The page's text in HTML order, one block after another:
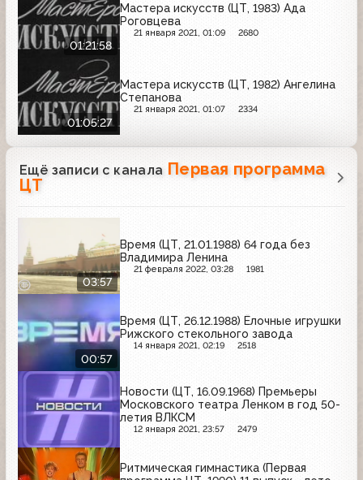
01:21:58
Мастера искусств (ЦТ, 1983) Ада
Роговцева
21 января 2021, 01:09 2680
01:05:27
Мастера искусств (ЦТ, 1982) Ангелина
Степанова
21 января 2021, 01:07 2334
Ещё записи с канала Первая программа
ЦТ
03:57
Время (ЦТ, 21.01.1988) 64 года без
Владимира Ленина
21 февраля 2022, 03:28 1981
00:57
Время (ЦТ, 26.12.1988) Ёлочные игрушки
Рижского стекольного завода
14 января 2021, 02:19 2518
Новости (ЦТ, 16.09.1968) Премьеры
Московского театра Ленком в год 50-
летия ВЛКСМ
12 января 2021, 23:57 2479
Ритмическая гимнастика (Первая